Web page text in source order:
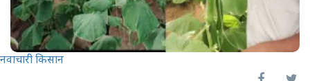
नवाचारी किसान